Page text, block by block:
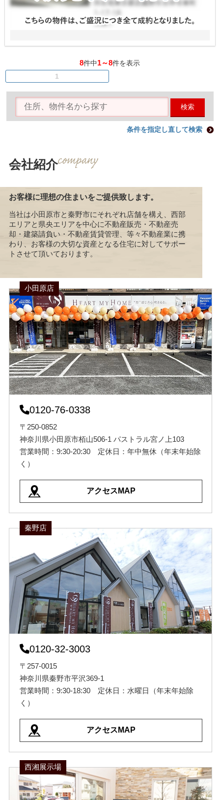
8件中1～8件を表示
1
検索
条件を指定し直して検索
会社紹介
お客様に理想の住まいをご提供致します。
当社は小田原市と秦野市にそれぞれ店舗を構え、西部
エリアと県央エリアを中心に不動産販売・不動産売
却・建築請負い・不動産賃貸管理、等々不動産業に携
わり、お客様の大切な資産となる住宅に対してサポー
トさせて頂いております。
小田原店
0120-76-0338
〒250-0852
神奈川県小田原市栢山506-1 パストラル宮ノ上103
営業時間：9:30-20:30 定休日：年中無休（年末年始除
く）
アクセスMAP
秦野店
0120-32-3003
〒257-0015
神奈川県秦野市平沢369-1
営業時間：9:30-18:30 定休日：水曜日（年末年始除
く）
アクセスMAP
西湘展示場